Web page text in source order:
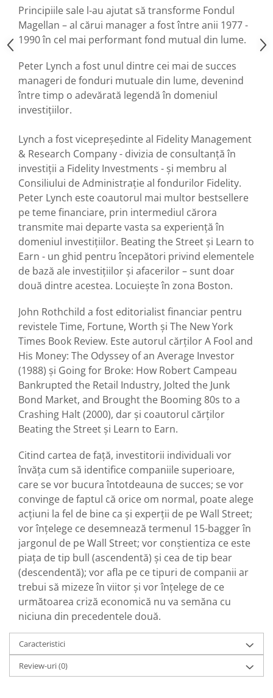
Principiile sale l-au ajutat să transforme Fondul
Magellan – al cărui manager a fost între anii 1977 -
1990 în cel mai performant fond mutual din lume.
Peter Lynch a fost unul dintre cei mai de succes
manageri de fonduri mutuale din lume, devenind
între timp o adevărată legendă în domeniul
investițiilor.
Lynch a fost vicepreședinte al Fidelity Management
& Research Company - divizia de consultanță în
investiții a Fidelity Investments - și membru al
Consiliului de Administrație al fondurilor Fidelity.
Peter Lynch este coautorul mai multor bestsellere
pe teme financiare, prin intermediul cărora
transmite mai departe vasta sa experiență în
domeniul investițiilor. Beating the Street și Learn to
Earn - un ghid pentru începători privind elementele
de bază ale investițiilor și afacerilor – sunt doar
două dintre acestea. Locuiește în zona Boston.
John Rothchild a fost editorialist financiar pentru
revistele Time, Fortune, Worth și The New York
Times Book Review. Este autorul cărților A Fool and
His Money: The Odyssey of an Average Investor
(1988) și Going for Broke: How Robert Campeau
Bankrupted the Retail Industry, Jolted the Junk
Bond Market, and Brought the Booming 80s to a
Crashing Halt (2000), dar și coautorul cărților
Beating the Street și Learn to Earn.
Citind cartea de față, investitorii individuali vor
învăța cum să identifice companiile superioare,
care se vor bucura întotdeauna de succes; se vor
convinge de faptul că orice om normal, poate alege
acțiuni la fel de bine ca și experții de pe Wall Street;
vor înțelege ce desemnează termenul 15-bagger în
jargonul de pe Wall Street; vor conștientiza ce este
piața de tip bull (ascendentă) și cea de tip bear
(descendentă); vor afla pe ce tipuri de companii ar
trebui să mizeze în viitor și vor înțelege de ce
următoarea criză economică nu va semăna cu
niciuna din precedentele două.
Caracteristici
Review-uri(0)